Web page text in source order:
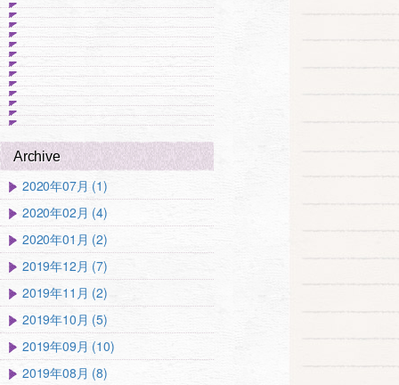
Archive
2020年07月 (1)
2020年02月 (4)
2020年01月 (2)
2019年12月 (7)
2019年11月 (2)
2019年10月 (5)
2019年09月 (10)
2019年08月 (8)